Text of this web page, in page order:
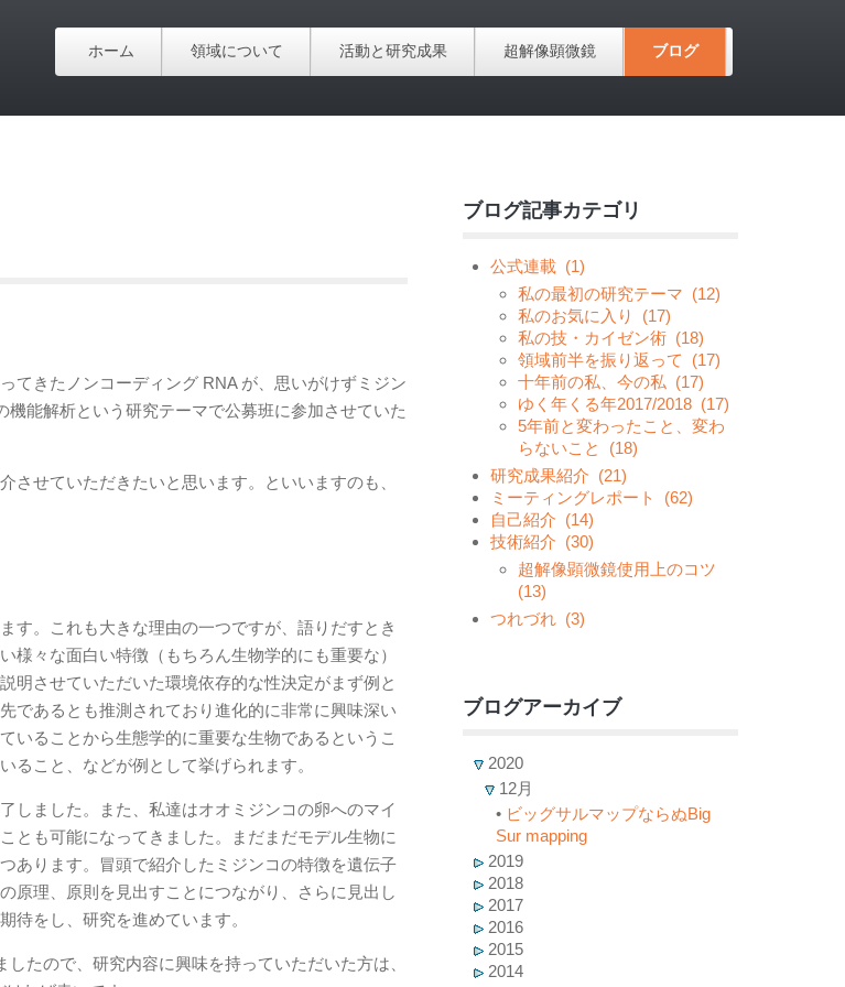
ホーム 領域について 活動と研究成果 超解像顕微鏡 ブログ
てきたノンコーディング RNA が、思いがけずミジン
能解析という研究テーマで公募班に参加させていた
せていただきたいと思います。といいますのも、
す。これも大きな理由の一つですが、語りだすとき
様々な面白い特徴（もちろん生物学的にも重要な）
明させていただいた環境依存的な性決定がまず例と
であるとも推測されており進化的に非常に興味深い
いることから生態学的に重要な生物であるというこ
ること、などが例として挙げられます。
しました。また、私達はオオミジンコの卵へのマイ
とも可能になってきました。まだまだモデル生物に
あります。冒頭で紹介したミジンコの特徴を遺伝子
原理、原則を見出すことにつながり、さらに見出し
待をし、研究を進めています。
たので、研究内容に興味を持っていただいた方は、
ブログ記事カテゴリ
公式連載 (1)
私の最初の研究テーマ (12)
私のお気に入り
(17)
私の技・カイゼン術 (18)
領域前半を振り返って
(17)
十年前の私、今の私 (17)
ゆく年くる年2017/2018 (17)
5年前と変わったこと、変わ
らないこと
(18)
研究成果紹介 (21)
ミーティングレポート
(62)
自己紹介 (14)
技術紹介 (30)
超解像顕微鏡使用上のコツ
(13)
つれづれ (3)
ブログアーカイブ
2020
12月
• ビッグサルマップならぬBig
Sur mapping
2019
2018
2017
2016
2015
2014